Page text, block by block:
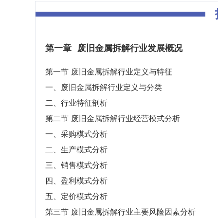
第一章 废旧金属拆解行业发展概况
第一节 废旧金属拆解行业定义与特征
一、废旧金属拆解行业定义与分类
二、行业特征剖析
第二节 废旧金属拆解行业经营模式分析
一、采购模式分析
二、生产模式分析
三、销售模式分析
四、盈利模式分析
五、定价模式分析
第三节 废旧金属拆解行业主要风险因素分析